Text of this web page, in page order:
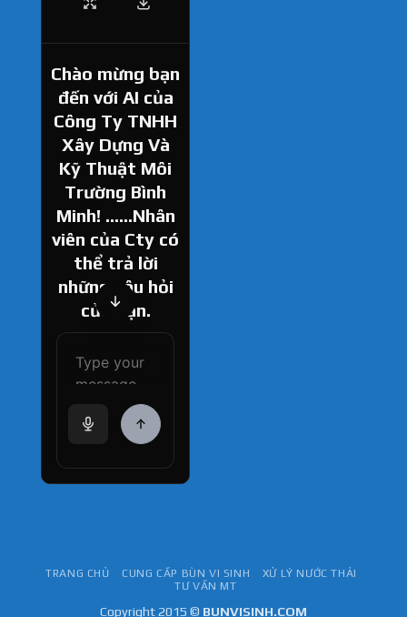
Chào mừng bạn
đến với AI của
Công Ty TNHH
Xây Dựng Và
Kỹ Thuật Môi
Trường Bình
Minh! ......Nhân
viên của Cty có
thể trả lời
những câu hỏi
của bạn.
How can I help
you today?
TRANG CHỦ CUNG CẤP BÙN VI SINH
XỬ LÝ NƯỚC THẢI
TƯ VẤN MT
Copyright 2015 © BUNVISINH.COM